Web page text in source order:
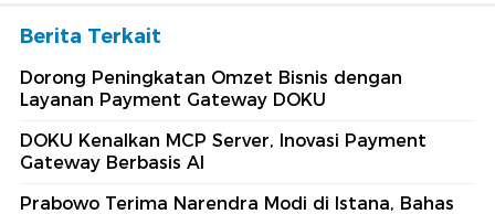
Berita Terkait
Dorong Peningkatan Omzet Bisnis dengan
Layanan Payment Gateway DOKU
DOKU Kenalkan MCP Server, Inovasi Payment
Gateway Berbasis AI
Prabowo Terima Narendra Modi di Istana, Bahas